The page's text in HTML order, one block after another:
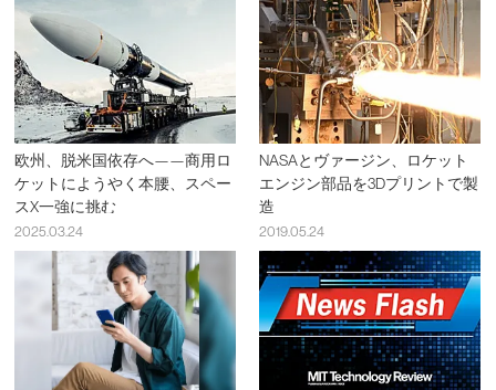
欧州、脱米国依存へ——商用ロ
ケットにようやく本腰、スペー
スX一強に挑む
2025.03.24
NASAとヴァージン、ロケット
エンジン部品を3Dプリントで製
造
2019.05.24